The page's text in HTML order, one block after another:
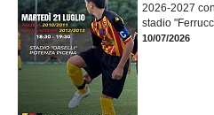
2026-2027
stadio
10/07/2026